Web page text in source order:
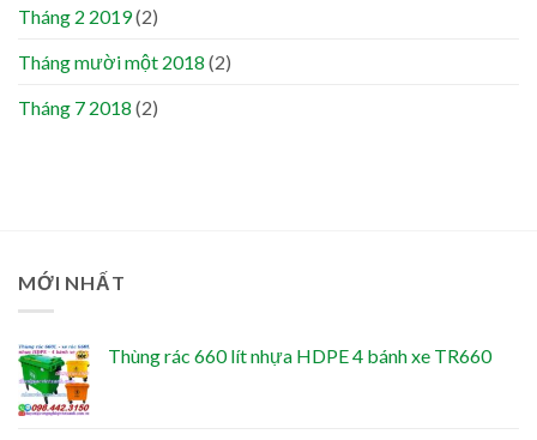
Tháng 2 2019(2)
Tháng mười một 2018 (2)
Tháng 7 2018 (2)
MỚI NHẤT
Thùng rác 660 lít nhựa HDPE 4 bánh xe TR660